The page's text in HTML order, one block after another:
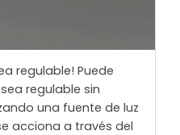
regulable! Puede
regulable sin
una fuente de luz
acciona a través del